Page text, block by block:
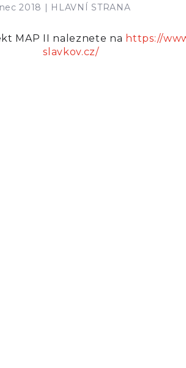
2018 | HLAVNÍ STRANA
MAP II naleznete na https://
slavkov.cz/